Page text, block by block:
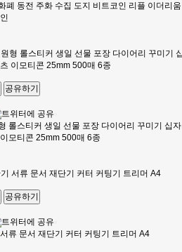
폐 동전 주화 수집 도지 비트코인 리플 이더리
공유하기
롤스티커 생일 선물 포장 다이어리 꾸미기 십
모티콘 25mm 500매 6종
공유하기
류 문서 재단기 커터 커팅기 트리머 A4